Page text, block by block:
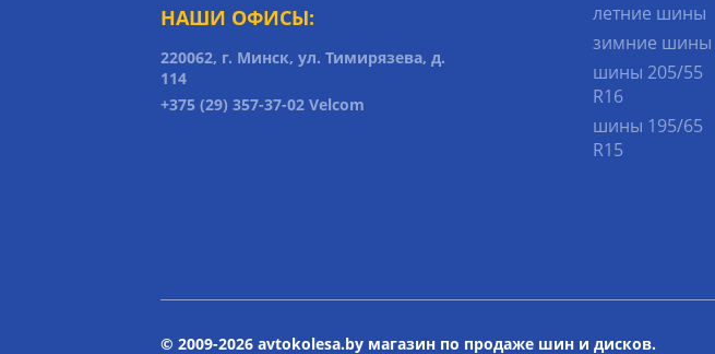
НАШИ ОФИСЫ:
220062, г. Минск, ул. Тимирязева, д.
114
+375 (29) 357-37-02 Velcom
летние шины
зимние шины
шины 205/55
R16
шины 195/65
R15
© 2009-2026 avtokolesa.by магазин по продаже шин и дисков.